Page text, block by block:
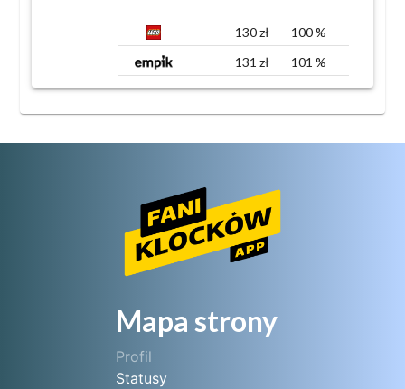
130zł 100%
131 zł 101 %
Mapa strony
Profil
Statusy